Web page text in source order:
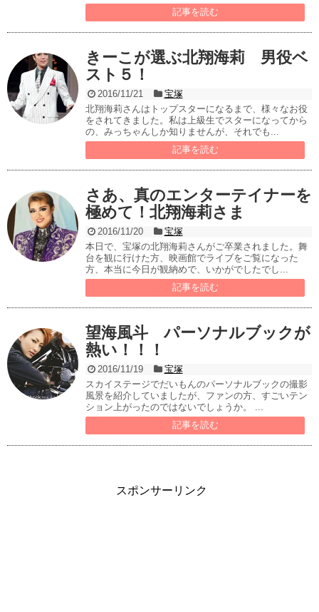
記事を読む
きーこが選ぶ北翔海莉 男役ベ
スト５！
2016/11/21
宝塚
北翔海莉さんはトップスターになるまで、様々なお役
をされてきました。私は上級生でスターになってから
の、みっちゃんしか知りませんが、それでも...
記事を読む
さあ、真のエンターテイナーを
極めて！北翔海莉さま
2016/11/20
宝塚
本日で、宝塚の北翔海莉さんがご卒業されました。舞
台を観に行けた方、映画館でライブをご覧になった
方、本当に今日が観納めで、いかがでしたでし...
記事を読む
望海風斗 パーソナルブックが
熱い！！！
2016/11/19
宝塚
スカイステージでだいもんのパーソナルブックの撮影
風景を紹介していましたが、ファンの方、すごいテン
ション上がったのではないでしょうか。 ...
記事を読む
スポンサーリンク